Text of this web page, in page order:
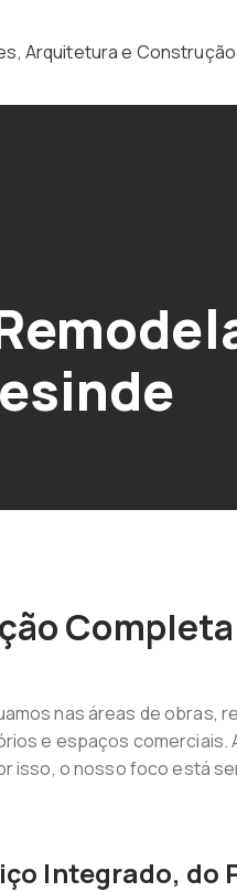
nas áreas de
e espaços comerciais.
isso, o nosso foco está
Integrado, do